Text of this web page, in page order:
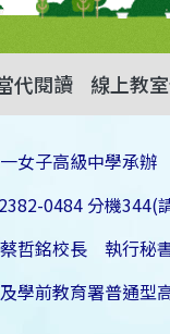
代閱讀 線上教
女子高級中學承
0484 分機344(
哲銘校長 執行秘
學前教育署普通型